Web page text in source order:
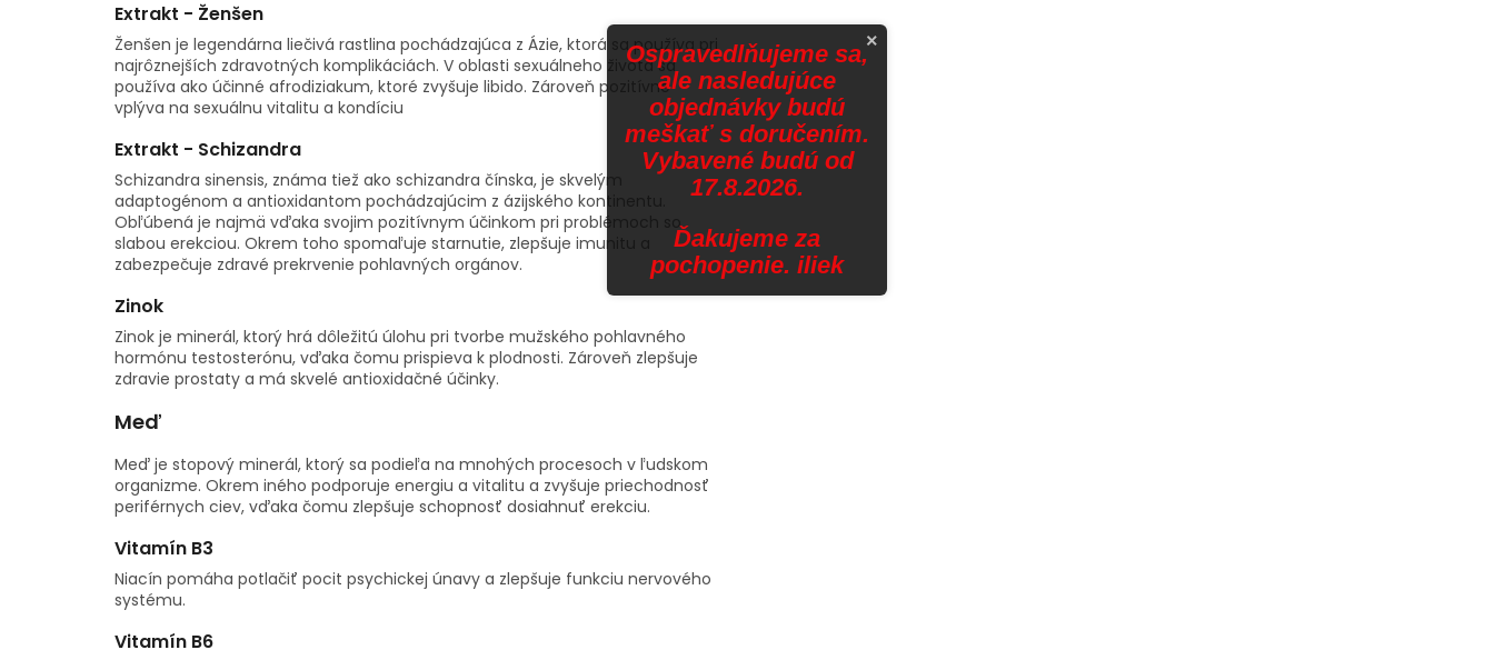
Extrakt - Ženšen
Ženšen je legendárna liečivá rastlina pochádzajúca z Ázie, ktorá sa používa pri
najrôznejších zdravotných komplikáciách. V oblasti sexuálneho života sa
používa ako účinné afrodiziakum, ktoré zvyšuje libido. Zároveň pozitívne
vplýva na sexuálnu vitalitu a kondíciu
Extrakt - Schizandra
Schizandra sinensis, známa tiež ako schizandra čínska, je skvelým
adaptogénom a antioxidantom pochádzajúcim z ázijského kontinentu.
Obľúbená je najmä vďaka svojim pozitívnym účinkom pri problémoch so
slabou erekciou. Okrem toho spomaľuje starnutie, zlepšuje imunitu a
zabezpečuje zdravé prekrvenie pohlavných orgánov.
Zinok
Zinok je minerál, ktorý hrá dôležitú úlohu pri tvorbe mužského pohlavného
hormónu testosterónu, vďaka čomu prispieva k plodnosti. Zároveň zlepšuje
zdravie prostaty a má skvelé antioxidačné účinky.
Meď
Meď je stopový minerál, ktorý sa podieľa na mnohých procesoch v ľudskom
organizme. Okrem iného podporuje energiu a vitalitu a zvyšuje priechodnosť
periférnych ciev, vďaka čomu zlepšuje schopnosť dosiahnuť erekciu.
Vitamín B3
Niacín pomáha potlačiť pocit psychickej únavy a zlepšuje funkciu nervového
systému.
Vitamín B6
×
Ospravedlňujeme sa,
ale nasledujúce
objednávky budú
meškať s doručením.
Vybavené budú od
17.8.2026.
Ďakujeme za
pochopenie. iliek